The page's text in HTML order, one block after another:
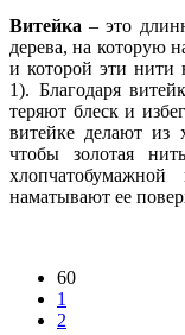
Витейка – это
дерева, на которую
и которой эти нити
1). Благодаря
теряют блеск и
витейке делают из
чтобы золотая
наматывают ее
60
1
2